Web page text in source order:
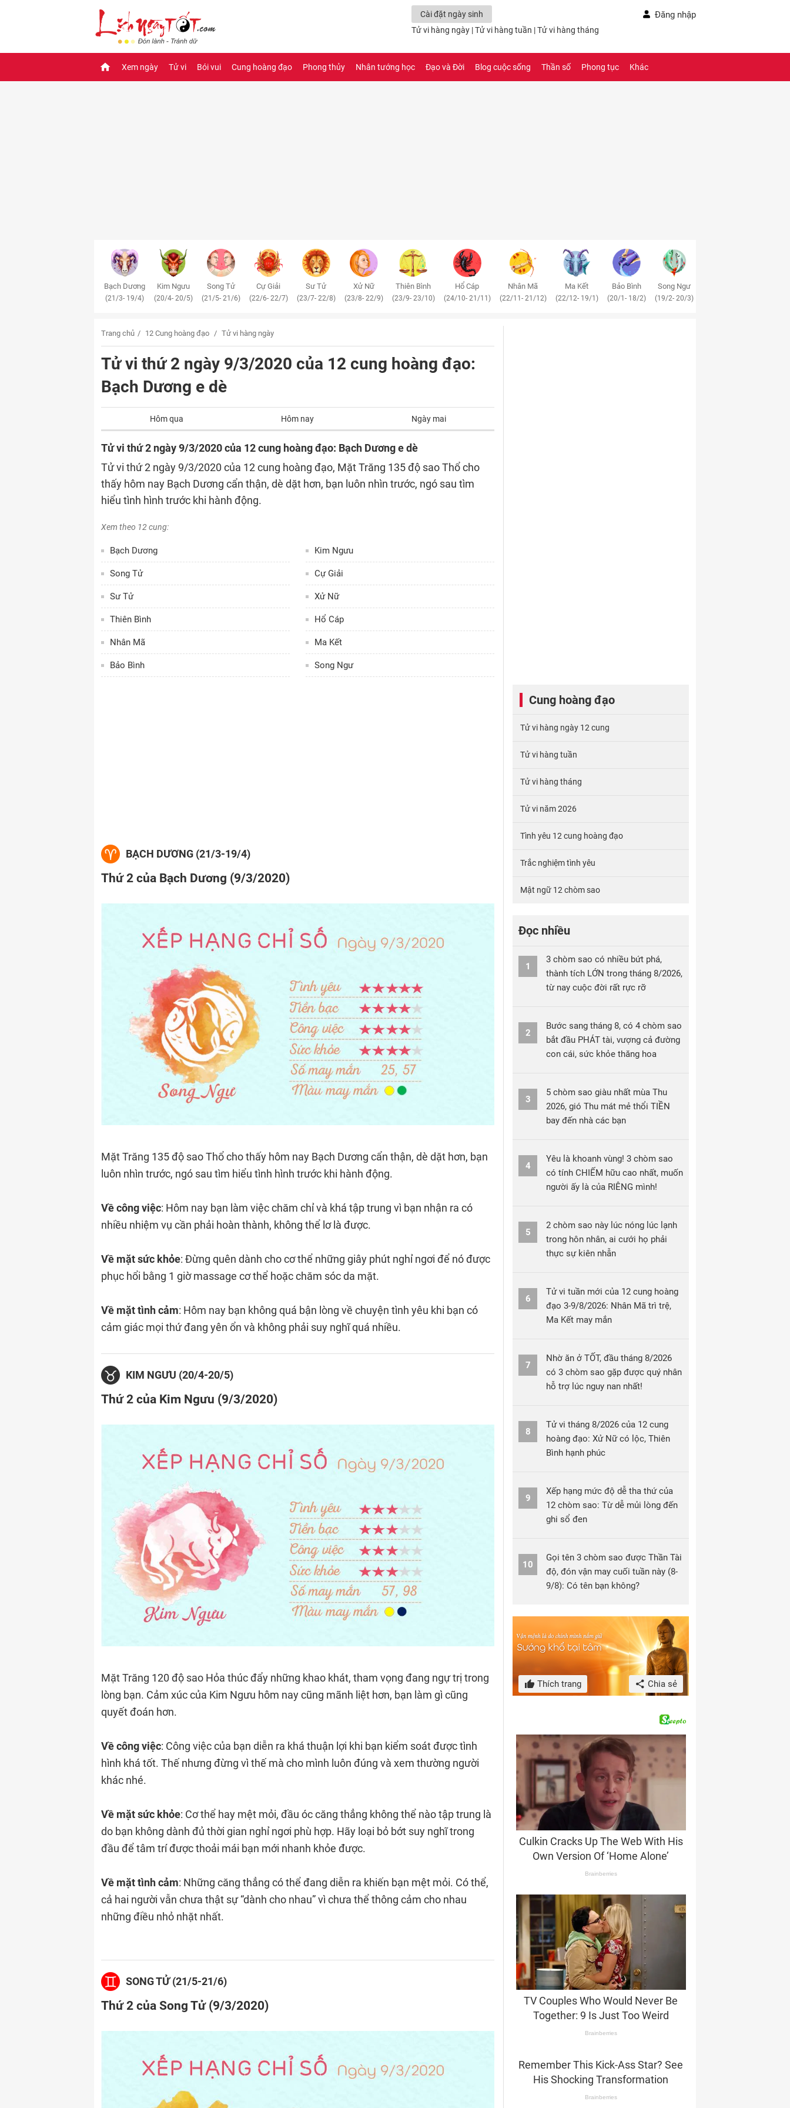
Cài đặt ngày sinh Đăng nhập
Tử vi hàng ngày |Tử vi hàng tuần |Tử vi hàng tháng
Xem ngày Tử vi Bói vui Cung hoàng đạo Phong thủy Nhân tướng học Đạo và Đời Blog cuộc sống Thần số Phong tục Khác
Bạch Dương
(21/3- 19/4)
Kim Ngưu
(20/4- 20/5)
Song Tử
(21/5- 21/6)
Cự Giải
(22/6- 22/7)
Sư Tử
(23/7- 22/8)
Xử Nữ
(23/8- 22/9)
Thiên Bình
(23/9- 23/10)
Hổ Cáp
(24/10- 21/11)
Nhân Mã
(22/11- 21/12)
Ma Kết
(22/12- 19/1)
Bảo Bình
(20/1- 18/2)
Song Ngư
(19/2- 20/3)
Trang chủ 12 Cung hoàng đạo Tử vi hàng ngày
Tử vi thứ 2 ngày 9/3/2020 của 12 cung hoàng đạo:
Bạch Dương e dè
Hôm qua Hôm nay Ngày mai
Tử vi thứ 2 ngày 9/3/2020 của 12 cung hoàng đạo: Bạch Dương e dè
Tử vi thứ 2 ngày 9/3/2020 của 12 cung hoàng đạo, Mặt Trăng 135 độ sao Thổ cho
thấy hôm nay Bạch Dương cẩn thận, dè dặt hơn, bạn luôn nhìn trước, ngó sau tìm
hiểu tình hình trước khi hành động.
Xem theo 12 cung:
Bạch Dương Kim Ngưu
Song Tử Cự Giải
Sư Tử Xử Nữ
Thiên Bình Hổ Cáp
Nhân Mã Ma Kết
Bảo Bình Song Ngư
BẠCH DƯƠNG (21/3-19/4)
Thứ 2 của Bạch Dương (9/3/2020)
Mặt Trăng 135 độ sao Thổ cho thấy hôm nay Bạch Dương cẩn thận, dè dặt hơn, bạn
luôn nhìn trước, ngó sau tìm hiểu tình hình trước khi hành động.
Về công việc: Hôm nay bạn làm việc chăm chỉ và khá tập trung vì bạn nhận ra có
nhiều nhiệm vụ cần phải hoàn thành, không thể lơ là được.
Về mặt sức khỏe: Đừng quên dành cho cơ thể những giây phút nghỉ ngơi để nó được
phục hổi bằng 1 giờ massage cơ thể hoặc chăm sóc da mặt.
Về mặt tình cảm: Hôm nay bạn không quá bận lòng về chuyện tình yêu khi bạn có
cảm giác mọi thứ đang yên ổn và không phải suy nghĩ quá nhiều.
KIM NGƯU (20/4-20/5)
Thứ 2 của Kim Ngưu (9/3/2020)
Mặt Trăng 120 độ sao Hỏa thúc đẩy những khao khát, tham vọng đang ngự trị trong
lòng bạn. Cảm xúc của Kim Ngưu hôm nay cũng mãnh liệt hơn, bạn làm gì cũng
quyết đoán hơn.
Về công việc: Công việc của bạn diễn ra khá thuận lợi khi bạn kiểm soát được tình
hình khá tốt. Thế nhưng đừng vì thế mà cho mình luôn đúng và xem thường người
khác nhé.
Về mặt sức khỏe: Cơ thể hay mệt mỏi, đầu óc căng thẳng không thể nào tập trung là
do bạn không dành đủ thời gian nghỉ ngơi phù hợp. Hãy loại bỏ bớt suy nghĩ trong
đầu để tâm trí được thoải mái bạn mới nhanh khỏe được.
Về mặt tình cảm: Những căng thẳng có thể đang diễn ra khiến bạn mệt mỏi. Có thể,
cả hai người vẫn chưa thật sự “dành cho nhau” vì chưa thể thông cảm cho nhau
những điều nhỏ nhặt nhất.
SONG TỬ (21/5-21/6)
Thứ 2 của Song Tử (9/3/2020)
Cung hoàng đạo
Tử vi hàng ngày 12 cung
Tử vi hàng tuần
Tử vi hàng tháng
Tử vi năm 2026
Tình yêu 12 cung hoàng đạo
Trắc nghiệm tình yêu
Mật ngữ 12 chòm sao
Đọc nhiều
1
3 chòm sao có nhiều bứt phá,
thành tích LỚN trong tháng 8/2026,
từ nay cuộc đời rất rực rỡ
2
Bước sang tháng 8, có 4 chòm sao
bắt đầu PHÁT tài, vượng cả đường
con cái, sức khỏe thăng hoa
3
5 chòm sao giàu nhất mùa Thu
2026, gió Thu mát mẻ thổi TIỀN
bay đến nhà các bạn
4
Yêu là khoanh vùng! 3 chòm sao
có tính CHIẾM hữu cao nhất, muốn
người ấy là của RIÊNG mình!
5
2 chòm sao này lúc nóng lúc lạnh
trong hôn nhân, ai cưới họ phải
thực sự kiên nhẫn
6
Tử vi tuần mới của 12 cung hoàng
đạo 3-9/8/2026: Nhân Mã trì trệ,
Ma Kết may mắn
7
Nhờ ăn ở TỐT, đầu tháng 8/2026
có 3 chòm sao gặp được quý nhân
hỗ trợ lúc nguy nan nhất!
8
Tử vi tháng 8/2026 của 12 cung
hoàng đạo: Xử Nữ có lộc, Thiên
Bình hạnh phúc
9
Xếp hạng mức độ dễ tha thứ của
12 chòm sao: Từ dễ mủi lòng đến
ghi sổ đen
10
Gọi tên 3 chòm sao được Thần Tài
độ, đón vận may cuối tuần này (8-
9/8): Có tên bạn không?
Thích trang Chia sẻ